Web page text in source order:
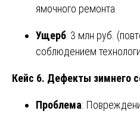
ямочного ремонта
Ущерб: 3 млн руб.
соблюдением
Кейс 6. Дефекты зимнего
Проблема: